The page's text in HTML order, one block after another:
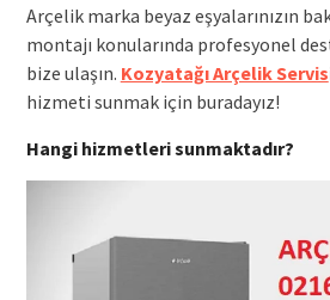
Arçelik marka beyaz eşyalarınızın
montajı konularında profesyonel
bize ulaşın. Kozyatağı Arçelik Servis
hizmeti sunmak için buradayız!
Hangi hizmetleri sunmaktadır?